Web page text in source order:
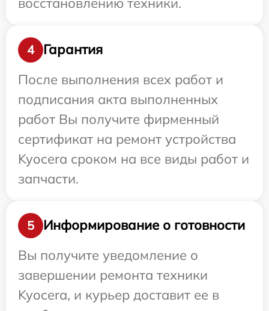
4
Гарантия
После выполнения всех работ и
подписания акта выполненных
работ Вы получите фирменный
сертификат на ремонт устройства
Kyocera сроком на все виды работ и
запчасти.
5
Информирование о готовности
Вы получите уведомление о
завершении ремонта техники
Kyocera, и курьер доставит ее в